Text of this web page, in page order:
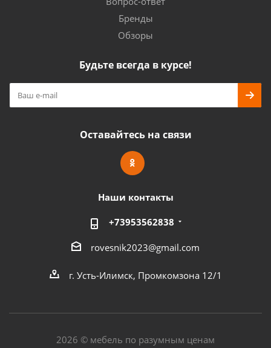
Бренды
Обзоры
Будьте всегда в курсе!
Оставайтесь на связи
Наши контакты
+73953562838
rovesnik2023@gmail.com
г. Усть-Илимск, Промкомзона 12/1
2026 © мебель по разумным ценам